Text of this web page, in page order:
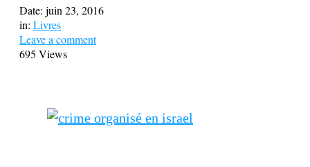
Date: juin 23, 2016
in: Livres
Leave a comment
695 Views